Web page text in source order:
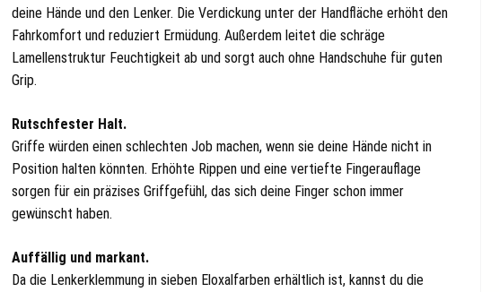
deine Hände und den Lenker. Die Verdickung unter der Handfläche erhöht den
Fahrkomfort und reduziert Ermüdung. Außerdem leitet die schräge
Lamellenstruktur Feuchtigkeit ab und sorgt auch ohne Handschuhe für guten
Grip.
Rutschfester Halt.
Griffe würden einen schlechten Job machen, wenn sie deine Hände nicht in
Position halten könnten. Erhöhte Rippen und eine vertiefte Fingerauflage
sorgen für ein präzises Griffgefühl, das sich deine Finger schon immer
gewünscht haben.
Auffällig und markant.
Da die Lenkerklemmung in sieben Eloxalfarben erhältlich ist, kannst du die